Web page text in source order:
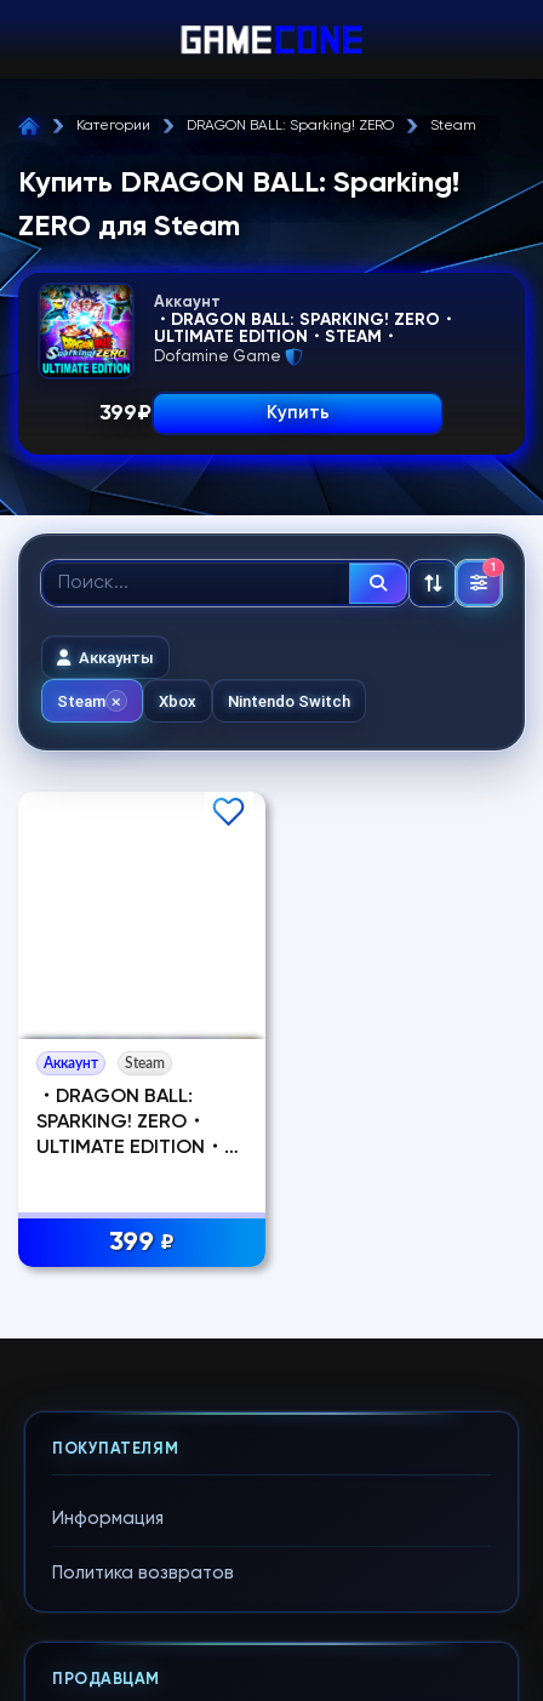
Категории DRAGON BALL: Sparking! ZERO Steam
Купить DRAGON BALL: Sparking!
ZERO для Steam
Аккаунт
・DRAGON BALL: SPARKING! ZERO・
ULTIMATE EDITION・STEAM・
Dofamine Game
399₽ Купить
1
Аккаунты
Steam Xbox Nintendo Switch
Аккаунт Steam
・DRAGON BALL:
SPARKING! ZERO・
ULTIMATE EDITION・
399 ₽
ПОКУПАТЕЛЯМ
Информация
Политика возвратов
ПРОДАВЦАМ